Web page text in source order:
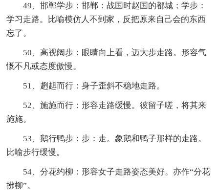
49、邯郸学步：邯郸：战国时赵国的都城；学步：
学习走路。比喻模仿人不到家，反把原来自己会的东西
忘了。
50、高视阔步：眼睛向上看，迈大步走路。形容气
慨不凡或态度傲慢。
51、趔趄而行：身子歪斜不稳地走路。
52、施施而行：形容走路缓慢。彼留子嗟，将其来
施施。
53、鹅行鸭步：步：走。象鹅和鸭子那样的走路。
比喻步行缓慢。
54、分花约柳：形容女子走路姿态美好。亦作“分花
拂柳”。